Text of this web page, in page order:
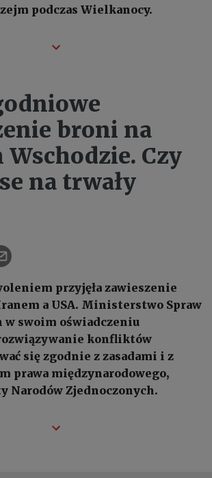
podczas Wielkanocy.
broni na
Czy
na trwały
przyjęła zawieszenie
a USA. Ministerstwo Spraw
w swoim oświadczeniu
konfliktów
się zgodnie z zasadami i z
prawa międzynarodowego,
Narodów Zjednoczonych.